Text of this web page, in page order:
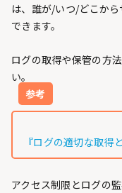
は、誰が/いつ/どこか
できます。
ログの取得や保管の方
い。
参考
『ログの適切な取得
アクセス制限とログの